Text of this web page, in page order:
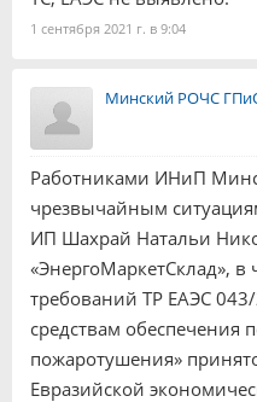
1 сентября 2021 г. в 9:04
Минский РОЧС
Работниками ИНиП
чрезвычайным
ИП Шахрай Натальи
«ЭнергоМаркетСклад», в
требований ТР ЕАЭС
средствам обеспечения
пожаротушения»
Евразийской